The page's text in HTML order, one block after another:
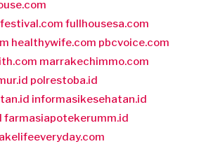
fullhousesa.com
healthywife.com pbcvoice.com
marrakechimmo.com
polrestoba.id
informasikesehatan.id
farmasiapotekerumm.id